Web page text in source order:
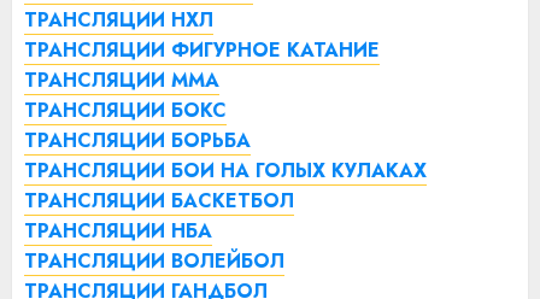
ТРАНСЛЯЦИИ НХЛ
ТРАНСЛЯЦИИ ФИГУРНОЕ КАТАНИЕ
ТРАНСЛЯЦИИ ММА
ТРАНСЛЯЦИИ БОКС
ТРАНСЛЯЦИИ БОРЬБА
ТРАНСЛЯЦИИ БОИ НА ГОЛЫХ КУЛАКАХ
ТРАНСЛЯЦИИ БАСКЕТБОЛ
ТРАНСЛЯЦИИ НБА
ТРАНСЛЯЦИИ ВОЛЕЙБОЛ
ТРАНСЛЯЦИИ ГАНДБОЛ